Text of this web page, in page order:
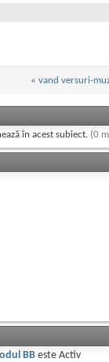
« vand versuri-
în acest subiect. (0
BBeste Activ